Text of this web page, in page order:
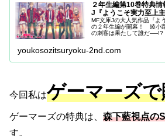
２年生編第10巻特典
J『ようこそ実力至上
MF文庫Jの大人気作品『よ
の２年生編が開幕！ 綾小
の刺客は果たして誰だ──!?
youkosozitsuryoku-2nd.com
今回私はゲーマーズ
ゲーマーズの特典は、 森下藍視点の
す。